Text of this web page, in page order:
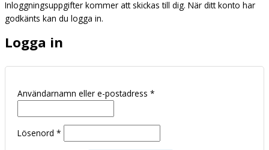
Inloggningsuppgifter kommer att skickas till dig. När ditt konto har
godkänts kan du logga in.
Logga in
Användarnamn eller e-postadress *
Lösenord *